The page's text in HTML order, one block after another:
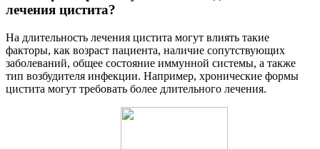
лечения цистита?
На длительность лечения цистита могут влиять такие
факторы, как возраст пациента, наличие сопутствующих
заболеваний, общее состояние иммунной системы, а также
тип возбудителя инфекции. Например, хронические формы
цистита могут требовать более длительного лечения.